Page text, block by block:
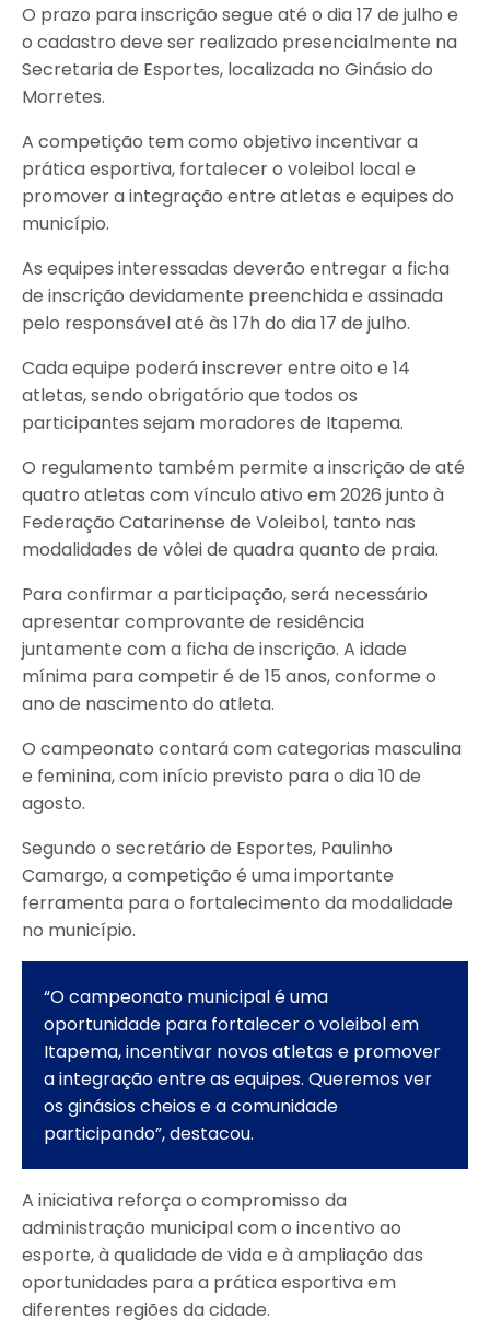
O prazo para inscrição segue até o dia 17 de julho e
o cadastro deve ser realizado presencialmente na
Secretaria de Esportes, localizada no Ginásio do
Morretes.
A competição tem como objetivo incentivar a
prática esportiva, fortalecer o voleibol local e
promover a integração entre atletas e equipes do
município.
As equipes interessadas deverão entregar a ficha
de inscrição devidamente preenchida e assinada
pelo responsável até às 17h do dia 17 de julho.
Cada equipe poderá inscrever entre oito e 14
atletas, sendo obrigatório que todos os
participantes sejam moradores de Itapema.
O regulamento também permite a inscrição de até
quatro atletas com vínculo ativo em 2026 junto à
Federação Catarinense de Voleibol, tanto nas
modalidades de vôlei de quadra quanto de praia.
Para confirmar a participação, será necessário
apresentar comprovante de residência
juntamente com a ficha de inscrição. A idade
mínima para competir é de 15 anos, conforme o
ano de nascimento do atleta.
O campeonato contará com categorias masculina
e feminina, com início previsto para o dia 10 de
agosto.
Segundo o secretário de Esportes, Paulinho
Camargo, a competição é uma importante
ferramenta para o fortalecimento da modalidade
no município.
“O campeonato municipal é uma
oportunidade para fortalecer o voleibol em
Itapema, incentivar novos atletas e promover
a integração entre as equipes. Queremos ver
os ginásios cheios e a comunidade
participando”, destacou.
A iniciativa reforça o compromisso da
administração municipal com o incentivo ao
esporte, à qualidade de vida e à ampliação das
oportunidades para a prática esportiva em
diferentes regiões da cidade.